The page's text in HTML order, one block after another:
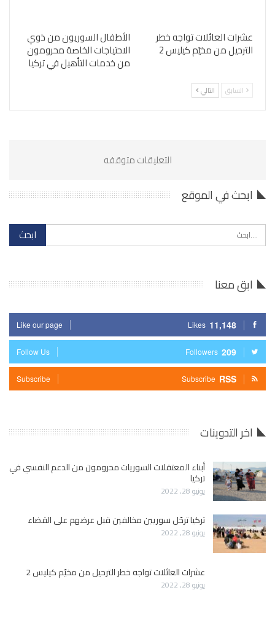
عشرات العائلات تواجه خطر
الترحيل من مخيّم كيليس 2
الأطفال السوريون من ذوي
الاحتياجات الخاصة محرومون
من خدمات التأهيل في تركيا
السابق التالي
التعليقات متوقفه
ابحث في الموقع
ابق معنا
11,148
Likes
Like our page
209
Followers
Follow Us
RSS
Subscribe
Subscribe
اخر التدوينات
أبناء المعتقلات السوريات محرومون من الدعم النفسي في
تركيا
يونيو 28, 2022
تركيا ترحّل سوريين مخالفين قبل عرضهم على القضاء
يونيو 28, 2022
عشرات العائلات تواجه خطر الترحيل من مخيّم كيليس 2
يونيو 28, 2022